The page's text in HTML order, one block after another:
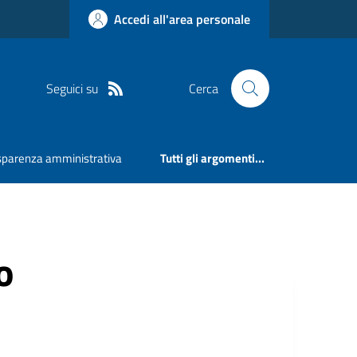
Accedi all'area personale
Seguici su Cerca
amministrativa Tutti gli argomenti...